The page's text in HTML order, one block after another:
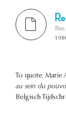
To quote: Marie
au sein du
Belgisch